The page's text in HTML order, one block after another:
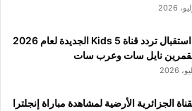
بيانات استقبال تردد قناة 5 Kids الجديدة لعام 2026
نايل سات وعرب سات
الجزائرية الأرضية لمشاهدة مباراة إنجلترا